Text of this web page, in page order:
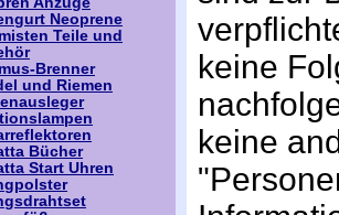
Neoprene
Teile und
Brenner
und Riemen
Bücher
Start Uhren
keine
keine